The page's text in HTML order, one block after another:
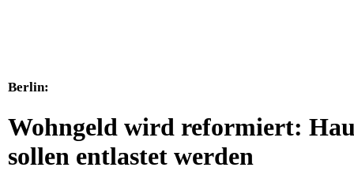
Berlin:
Wohngeld wird reformiert:
sollen entlastet werden